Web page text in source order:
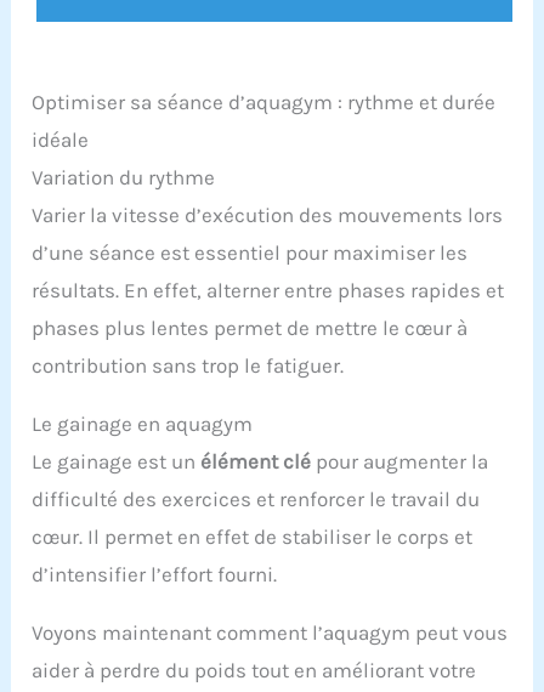
Optimiser sa séance d’aquagym : rythme et durée
idéale
Variation du rythme
Varier la vitesse d’exécution des mouvements lors
d’une séance est essentiel pour maximiser les
résultats. En effet, alterner entre phases rapides et
phases plus lentes permet de mettre le cœur à
contribution sans trop le fatiguer.
Le gainage en aquagym
Le gainage est un élément clé pour augmenter la
difficulté des exercices et renforcer le travail du
cœur. Il permet en effet de stabiliser le corps et
d’intensifier l’effort fourni.
Voyons maintenant comment l’aquagym peut vous
aider à perdre du poids tout en améliorant votre